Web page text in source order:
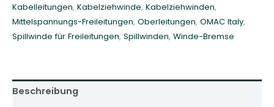
x
Kabelleitungen, Kabelziehwinde, Kabelziehwinden,
Mittelspannungs-Freileitungen, Oberleitungen, OMAC Italy,
Spillwinde für Freileitungen, Spillwinden, Winde-Bremse
Beschreibung